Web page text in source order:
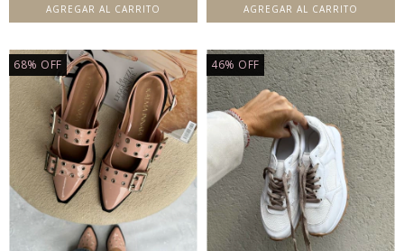
AGREGAR AL CARRITO AGREGAR AL CARRITO
68% OFF 46% OFF